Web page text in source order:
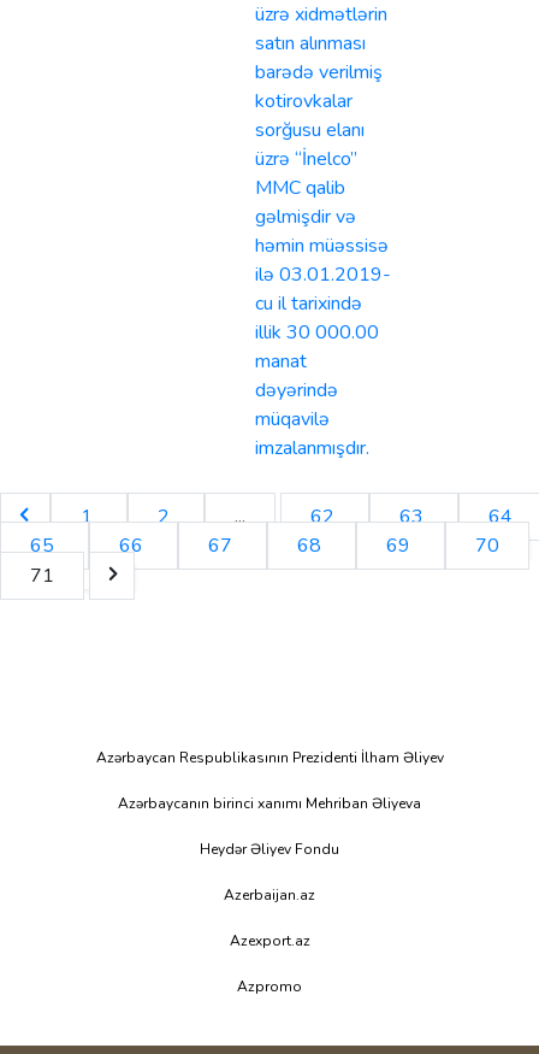
üzrə xidmətlərin
satın alınması
barədə verilmiş
kotirovkalar
sorğusu elanı
üzrə “İnelco”
MMC qalib
gəlmişdir və
həmin müəssisə
ilə 03.01.2019-
cu il tarixində
illik 30 000.00
manat
dəyərində
müqavilə
imzalanmışdır.
1 2 ... 62 63
64
65
66 67 68 69
70
71
Azərbaycan Respublikasının Prezidenti İlham Əliyev
Azərbaycanın birinci xanımı Mehriban Əliyeva
Heydər Əliyev Fondu
Azerbaijan.az
Azexport.az
Azpromo